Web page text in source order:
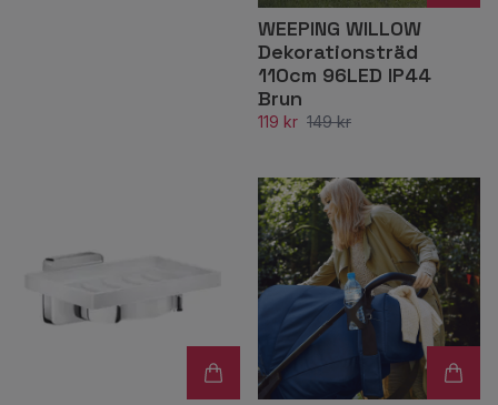
WEEPING WILLOW
Dekorationsträd
110cm 96LED IP44
Brun
119 kr 149 kr